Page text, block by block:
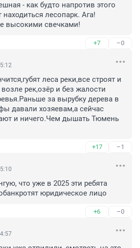
- как будто напротив этого
лесопарк. Ага!
высокими свечками!
+7 –0
леса реки,все строят и
рек,озёр и без жалости
за вырубку дерева в
давали хозяевам,а сейчас
и ничего.Чем дышать Тюмень
+17 –1
что уже в 2025 эти ребята
юридическое лицо
+6 –0